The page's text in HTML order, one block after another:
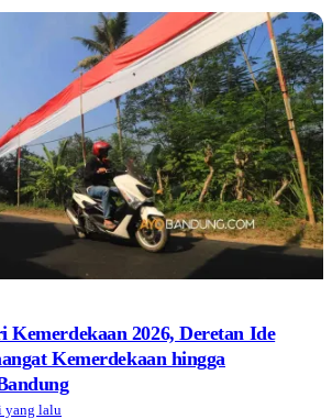
2026, Deretan Ide
Kemerdekaan hingga
yang lalu